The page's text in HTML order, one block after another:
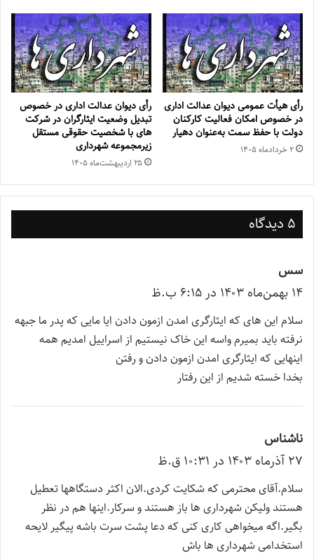
رأی هیأت عمومی دیوان عدالت اداری
در خصوص امکان فعالیت کارکنان
دولت با حفظ سمت به‌‌عنوان دهیار
۲ خرداد‌ماه ۱۴۰۵
رأی دیوان عدالت اداری در خصوص
تبدیل وضعیت ایثارگران در شرکت
های با شخصیت حقوقی مستقل
زیرمجموعه شهرداری
۲۵ اردیبهشت‌ماه ۱۴۰۵
5 دیدگاه
سس
ف
ت
:
۱۴ بهمن‌ماه ۱۴۰۳ در ۶:۱۵ ب.ظ
سلام این های که ایثارگری امدن ازمون دادن ایا مایی که پدر ما جبهه
نرفته باید بمیرم واسه این خاک نیستیم از اسراییل امدیم همه
اینهایی که ایثارگری امدن ازمون دادن و رفتن
بخدا خسته شدیم از این رفتار
ناشناس
ف
ت
:
۲۷ آذر‌ماه ۱۴۰۳ در ۱۰:۳۱ ق.ظ
سلام.آقای محترمی که شکایت کردی.الان اکثر دستگاهها تعطیل
هستند ولیکن شهرداری ها باز هستند و سرکار.اینها هم در نظر
بگیر.اگه میخواهی کاری کنی که دعا پشت سرت باشه پیگیر لایحه
استخدامی شهرداری ها باش